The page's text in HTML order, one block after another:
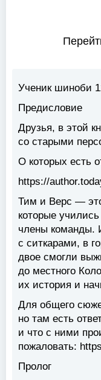
Ученик шиноби
Предисловие
Друзья, в этой
со старыми
О которых есть
https://
Тим и Верс —
которые
члены команды.
с ситкарами, в
двое смогли
до местного
их история и
Для общего
но там есть
и что с ними
пожаловать:
Пролог